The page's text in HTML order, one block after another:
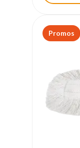
Promos